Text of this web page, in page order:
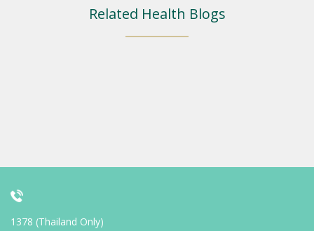
Related Health Blogs
1378 (Thailand Only)